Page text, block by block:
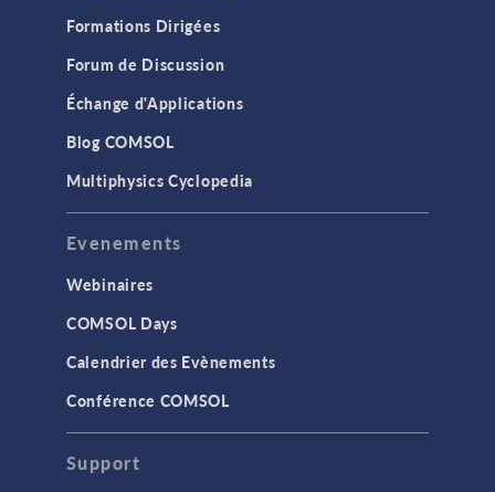
Formations Dirigées
Forum de Discussion
Échange d'Applications
Blog COMSOL
Multiphysics Cyclopedia
Evenements
Webinaires
COMSOL Days
Calendrier des Evènements
Conférence COMSOL
Support